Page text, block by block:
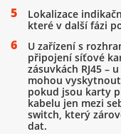
Lokalizace
které v další fázi
U zařízení s
připojení síťové
zásuvkách RJ45 –
mohou
pokud jsou karty
kabelu jen mezi
switch, který
dat.